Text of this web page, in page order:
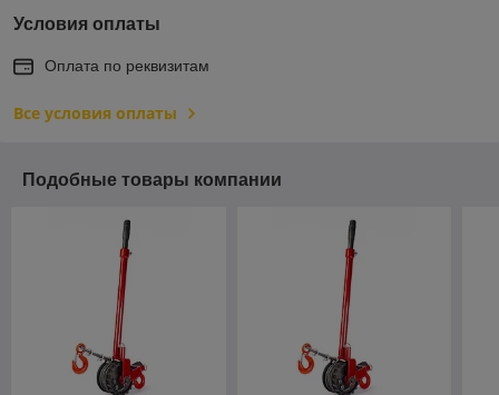
Условия оплаты
Оплата по реквизитам
Все условия оплаты
Подобные товары компании